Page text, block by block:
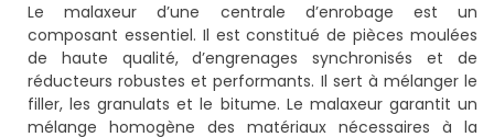
Le malaxeur d’une centrale d’enrobage est un
composant essentiel. Il est constitué de pièces moulées
de haute qualité, d’engrenages synchronisés et de
réducteurs robustes et performants. Il sert à mélanger le
filler, les granulats et le bitume. Le malaxeur garantit un
mélange homogène des matériaux nécessaires à la